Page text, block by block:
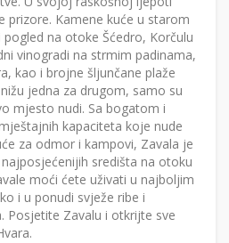
prizore. Kamene kuće u starom
na otoke Šćedro, Korčulu
vinogradi na strmim padinama,
kao i brojne šljunčane plaže
jedna za drugom, samo su
mjesto nudi. Sa bogatom i
kapaciteta koje nude
za odmor i kampovi, Zavala je
središta na otoku
moći ćete uživati u najboljim
i u ponudi svježe ribe i
Posjetite Zavalu i otkrijte sve